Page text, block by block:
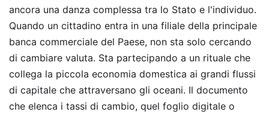
ancora una danza complessa tra lo Stato e l'individuo.
Quando un cittadino entra in una filiale della principale
banca commerciale del Paese, non sta solo cercando
di cambiare valuta. Sta partecipando a un rituale che
collega la piccola economia domestica ai grandi flussi
di capitale che attraversano gli oceani. Il documento
che elenca i tassi di cambio, quel foglio digitale o